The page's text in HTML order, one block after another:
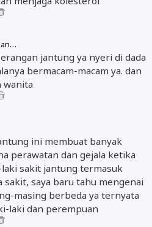
jantung ya nyeri di dada
bermacam-macam ya. dan
wanita
ini membuat banyak
perawatan dan gejala ketika
sakit jantung termasuk
saya baru tahu mengenai
masing berbeda ya ternyata
laki dan perempuan